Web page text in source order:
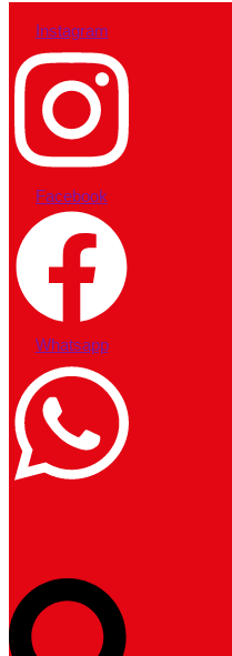
Instagram
Facebook
Whatsapp